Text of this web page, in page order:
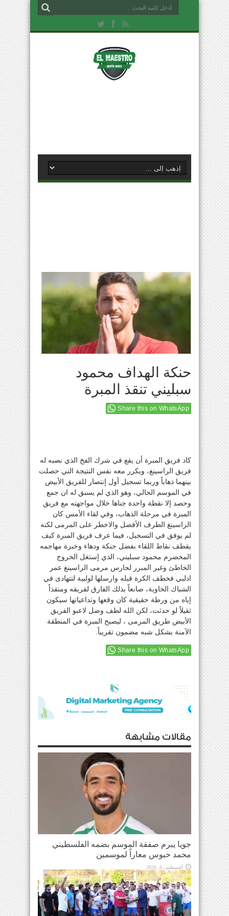
حنكة الهداف محمود
سبليني تنقذ المبرة
Share this on WhatsApp
كاد فريق المبرة أن يقع في شرك الفخ الذي نصبه له
فريق الراسينغ، ويكرر معه نفس النتيجة التي حصلت
بينهما ذهاباً وربما تسجيل أول إنتصار للفريق الأبيض
في الموسم الحالي، وهو الذي لم يسبق له ان جمع
وحصد إلا نقطة واحدة جناها خلال مواجهته مع فريق
المبرة في مرحلة الذهاب، وفي لقاء الأمس كان
الراسينغ الطرف الأفضل والاخطر على المرمى لكنه
لم يوفق في التسجيل، فيما عرف فريق المبرة كيف
يقطف نقاط اللقاء بفضل حنكة ودهاء وخبرة مهاجمه
المخضرم محمود سبليني، الذي إستغل الخروج
الخاطئ وغير المبرر لحارس مرمى الراسينغ عمر
ادلبي فخطف الكرة قبله وارسلها لولبية لتتهادى في
الشباك الخاوية، صانعاً بذلك الفارق لفريقه ومنقذاً
إياه من ورطة حقيقية كان وقعها وتداعياتها سيكون
ثقيلاً لو حدثت، لكن الله لطف وضل لاعبو الفريق
الأبيض طريق المرمى ، ليصبح المبرة في المنطقة
الآمنة بشكل شبه مضمون تقريباً.
Share this on WhatsApp
مقالات مشابهة
جويا يبرم صفقة الموسم بضمه الفلسطيني
محمد حبوس معاراً لموسمين
أغسطس 6, 2026